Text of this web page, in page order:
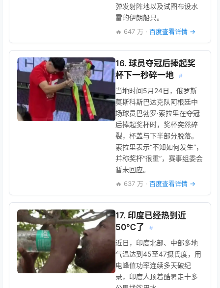
弹发射阵地以及试图布设水
雷的伊朗船只。
🔥 647 万 · 百度查看详情 →
16. 球员夺冠后捧起奖
杯下一秒碎一地
#
当地时间5月24日，俄罗斯
莫斯科斯巴达克队阿根廷中
场球员巴勃罗·索拉里在夺冠
后捧起奖杯时，奖杯突然碎
裂，杯盖与下半部分脱落。
索拉里表示“不知如何发生”，
并称奖杯“很重”，赛事组委会
暂未回应。
🔥 637 万 · 百度查看详情 →
17. 印度已经热到近
50℃了
#
近日，印度北部、中部多地
气温达到45至47摄氏度，用
电峰值功率连续多天破纪
录，印度人顶着酷暑走十多